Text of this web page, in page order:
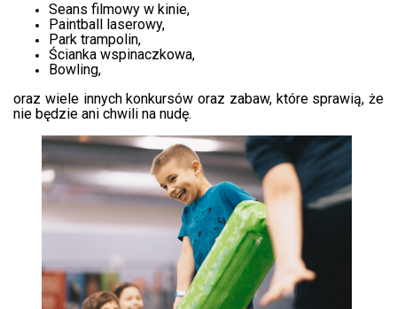
Seans filmowy w kinie,
Paintball laserowy,
Park trampolin,
Ścianka wspinaczkowa,
Bowling,
oraz wiele innych konkursów oraz zabaw, które sprawią, że
nie będzie ani chwili na nudę.